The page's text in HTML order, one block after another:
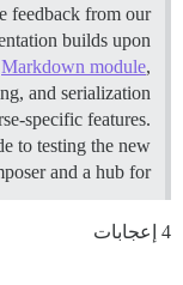
feedback from our
builds upon
Markdown module,
and serialization
specific features.
to testing the new
and a hub for…
4 إعجابات